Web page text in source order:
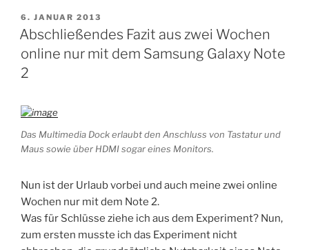
VERÖFFENTLICHT
AM
6. JANUAR 2013
Abschließendes Fazit aus zwei Wochen
online nur mit dem Samsung Galaxy Note
2
Das Multimedia Dock erlaubt den Anschluss von Tastatur und
Maus sowie über HDMI sogar eines Monitors.
Nun ist der Urlaub vorbei und auch meine zwei online
Wochen nur mit dem Note 2.
Was für Schlüsse ziehe ich aus dem Experiment? Nun,
zum ersten musste ich das Experiment nicht